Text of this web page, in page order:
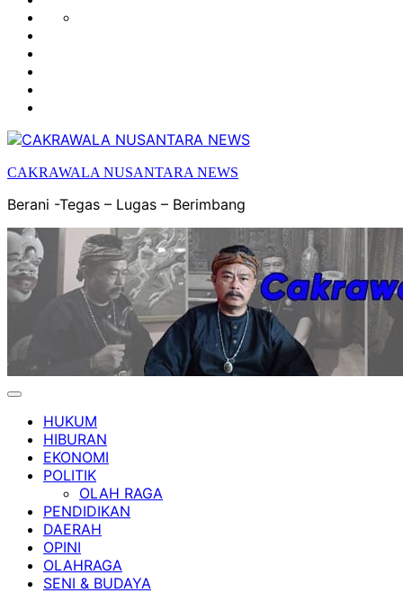
POLITIK
BUDAYA
CAKRAWALA NUSANTARA NEWS
Berani -Tegas – Lugas – Berimbang
HUKUM
HIBURAN
EKONOMI
POLITIK
OLAH RAGA
PENDIDIKAN
DAERAH
OPINI
OLAHRAGA
SENI & BUDAYA